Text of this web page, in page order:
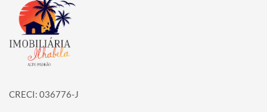
Página inicial
CRECI: 036776-J